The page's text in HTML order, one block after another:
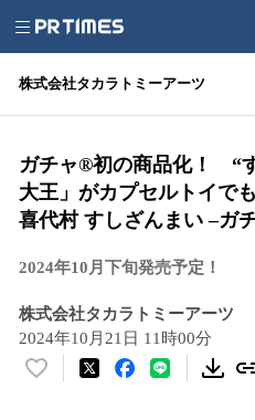
株式会社タカラトミーアーツ
ガチャ®初の商品化！ “
大王」がカプセルトイで
喜代村 すしざんまい –ガ
2024年10月下旬発売予定！
株式会社タカラトミーアーツ
2024年10月21日 11時00分
い